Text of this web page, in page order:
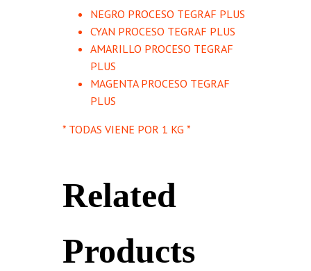
NEGRO PROCESO TEGRAF PLUS
CYAN PROCESO TEGRAF PLUS
AMARILLO PROCESO TEGRAF
PLUS
MAGENTA PROCESO TEGRAF
PLUS
* TODAS VIENE POR 1 KG *
Related
Products